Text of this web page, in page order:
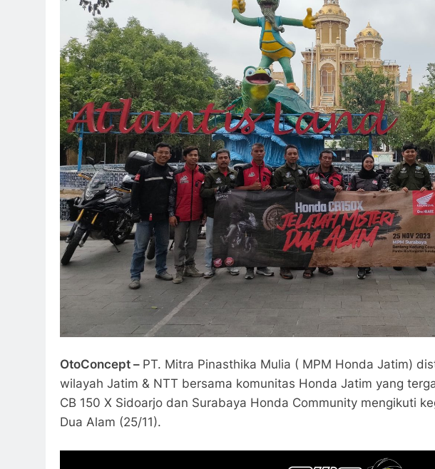
OtoConcept – PT. Mitra Pinasthika Mulia ( MPM Honda Jatim)
wilayah Jatim & NTT bersama komunitas Honda Jatim yang
CB 150 X Sidoarjo dan Surabaya Honda Community mengikuti
Dua Alam (25/11).